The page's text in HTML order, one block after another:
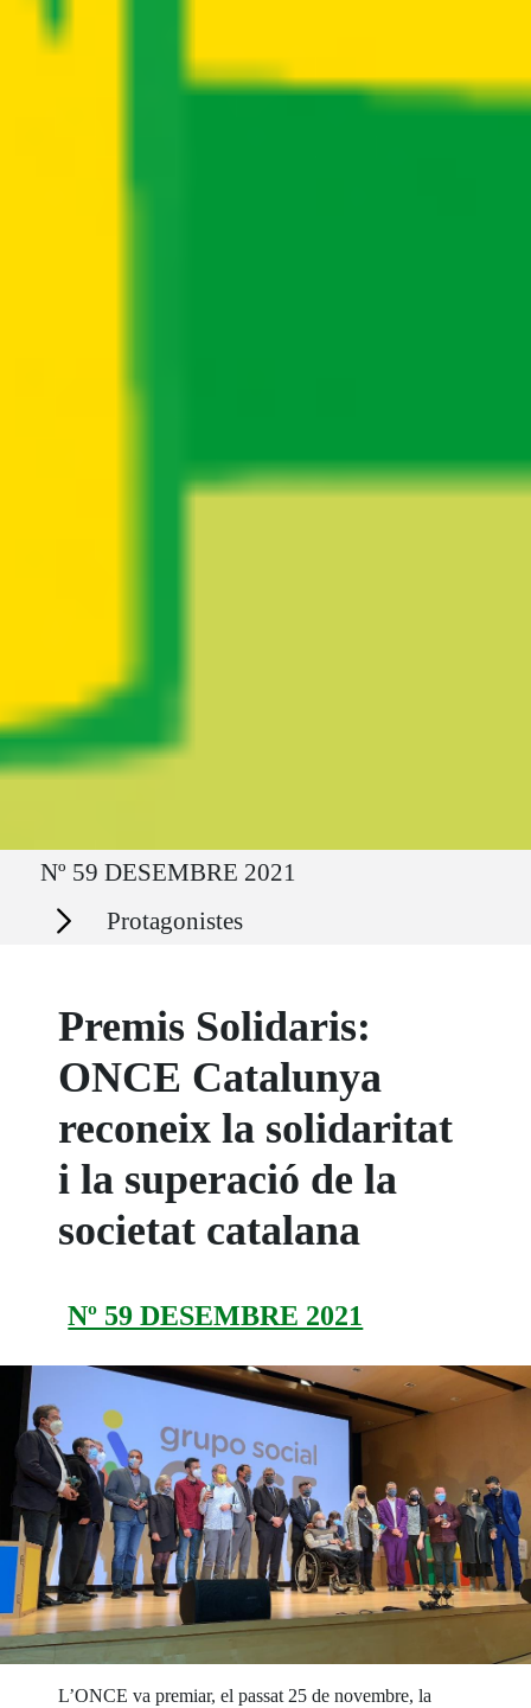
Ruta del sitio
Nº 59 DESEMBRE 2021
Secciones Protagonistes
Premis Solidaris:
ONCE Catalunya
reconeix la solidaritat
i la superació de la
societat catalana
Nº 59 DESEMBRE 2021
L’ONCE va premiar, el passat 25 de novembre, la